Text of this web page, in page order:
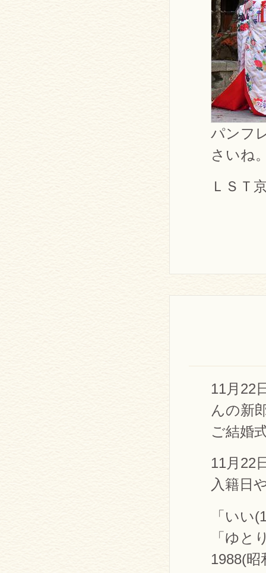
パンフ
さいね
ＬＳ
11月22
んの新
ご結婚
11月22
入籍日
「いい
「ゆと
1988(